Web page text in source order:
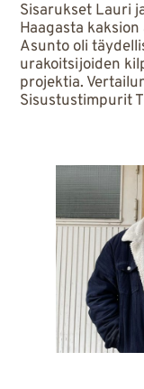
Sisarukset Lauri
Haagasta
Asunto oli
urakoitsijoiden
projektia.
Sisustustimpurit